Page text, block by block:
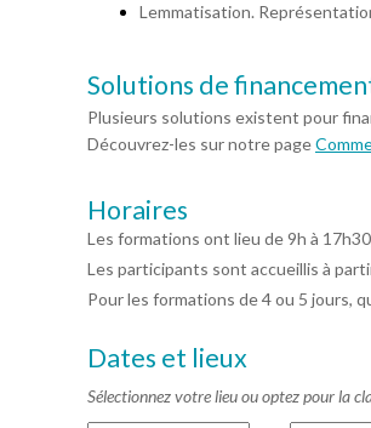
Lemmatisation.
Solutions de
Plusieurs solutions existent pour
Découvrez-les sur notre page
Horaires
Les formations ont lieu de 9h à
Les participants sont accueillis à
Pour les formations de 4 ou 5 jours,
Dates et lieux
Sélectionnez votre lieu ou optez pour la